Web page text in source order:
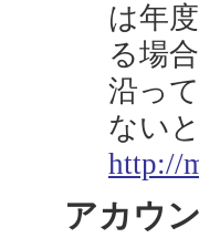
は年
る場
沿っ
ない
http://
アカウ